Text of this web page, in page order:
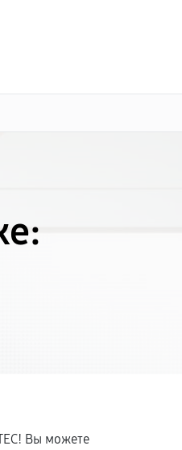
Вы можете